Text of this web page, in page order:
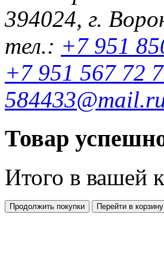
394024, г.
тел.: +7 951
+7 951 567 72
Товар
Итого в вашей
Продолжить покупки Перейти в корзину